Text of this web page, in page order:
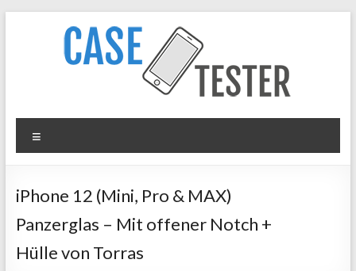
Case
Tester
Hüllen
&
im
iPhone 12 (Mini, Pro & MAX)
Panzerglas – Mit offener Notch +
Hülle von Torras